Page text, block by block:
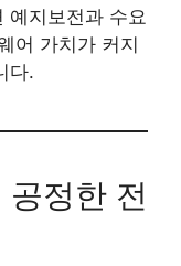
예지보전과 수요
어 가치가 커지
다.
정한 전